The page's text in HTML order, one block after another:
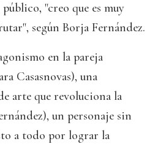
"creo que es muy
según Borja Fernández.
en la pareja
Casasnovas), una
arte que revoluciona la
un personaje sin
a todo por lograr la